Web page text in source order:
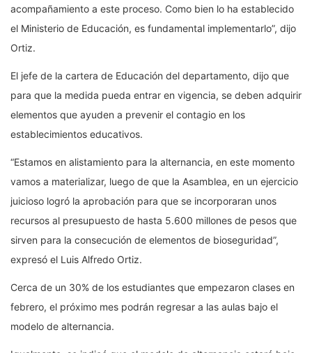
acompañamiento a este proceso. Como bien lo ha establecido
el Ministerio de Educación, es fundamental implementarlo”, dijo
Ortiz.
El jefe de la cartera de Educación del departamento, dijo que
para que la medida pueda entrar en vigencia, se deben adquirir
elementos que ayuden a prevenir el contagio en los
establecimientos educativos.
“Estamos en alistamiento para la alternancia, en este momento
vamos a materializar, luego de que la Asamblea, en un ejercicio
juicioso logró la aprobación para que se incorporaran unos
recursos al presupuesto de hasta 5.600 millones de pesos que
sirven para la consecución de elementos de bioseguridad”,
expresó el Luis Alfredo Ortiz.
Cerca de un 30% de los estudiantes que empezaron clases en
febrero, el próximo mes podrán regresar a las aulas bajo el
modelo de alternancia.